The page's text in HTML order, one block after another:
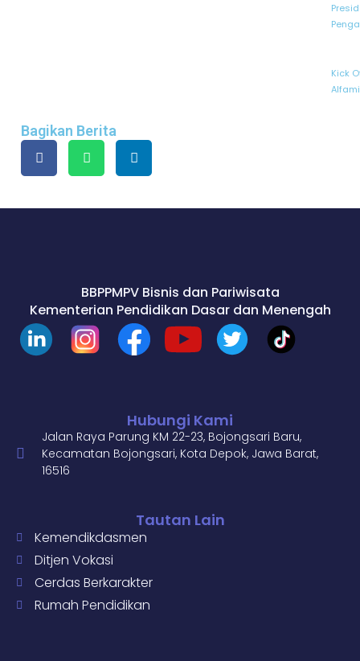
Kick
Bagikan Berita
BBPPMPV Bisnis dan Pariwisata
Kementerian Pendidikan Dasar dan Menengah
Hubungi Kami
Jalan Raya Parung KM 22-23, Bojongsari Baru,
Kecamatan Bojongsari, Kota Depok, Jawa Barat,
16516
Tautan Lain
Kemendikdasmen
Ditjen Vokasi
Cerdas Berkarakter
Rumah Pendidikan